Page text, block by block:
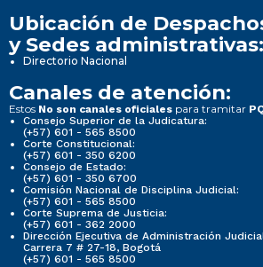
Ubicación de
y Sedes administrativas:
Directorio Nacional
Canales de atención:
Estos No son canales oficiales para tramitar
Consejo Superior de la Judicatura:
(+57) 601 - 565 8500
Corte Constitucional:
(+57) 601 - 350 6200
Consejo de Estado:
(+57) 601 - 350 6700
Comisión Nacional de Disciplina Judicial:
(+57) 601 - 565 8500
Corte Suprema de Justicia:
(+57) 601 - 362 2000
Dirección Ejecutiva de Administración
Carrera 7 # 27-18, Bogotá
(+57) 601 - 565 8500